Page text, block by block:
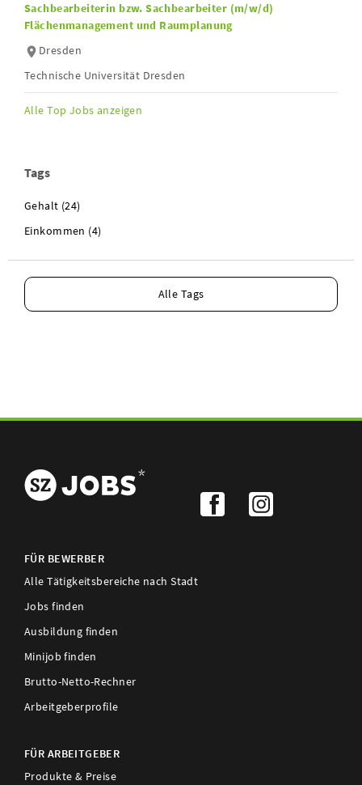
Sachbearbeiterin bzw. Sachbearbeiter (m/w/d)
Flächenmanagement und Raumplanung
Dresden
Technische Universität Dresden
Alle Top Jobs anzeigen
Tags
Gehalt (24)
Einkommen (4)
Alle Tags
FÜR BEWERBER
Alle Tätigkeitsbereiche nach Stadt
Jobs finden
Ausbildung finden
Minijob finden
Brutto-Netto-Rechner
Arbeitgeberprofile
FÜR ARBEITGEBER
Produkte & Preise